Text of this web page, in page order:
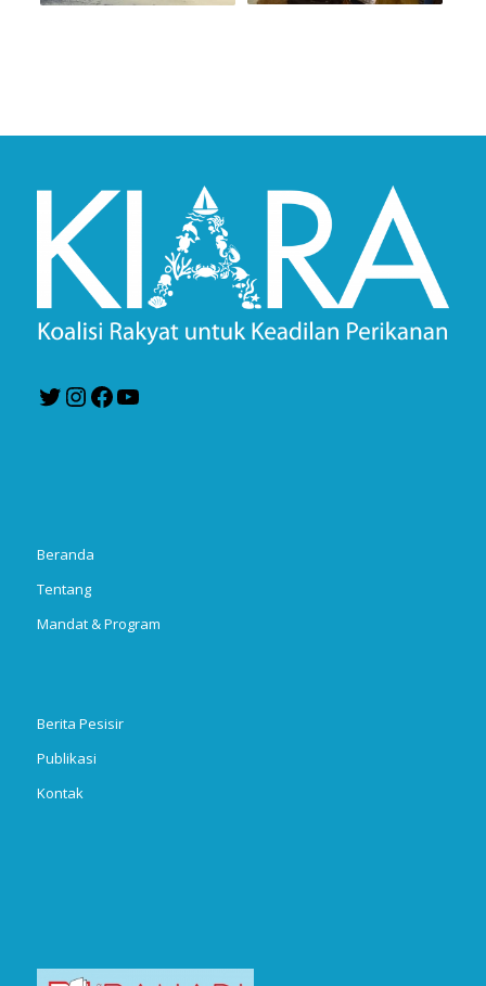
TwitterInstagram
Facebook
Beranda
Tentang
Mandat & Program
Berita Pesisir
Publikasi
Kontak